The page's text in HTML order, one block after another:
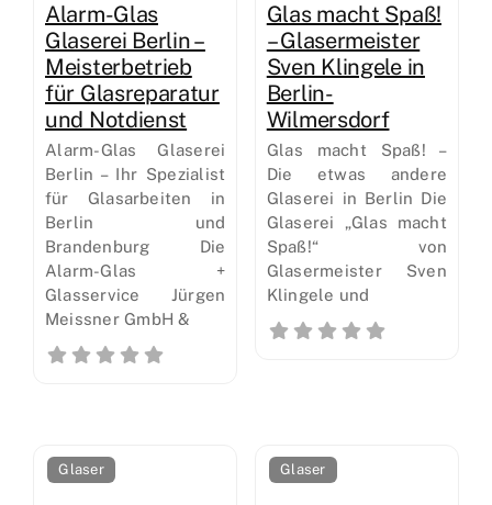
Alarm-Glas
Glaserei Berlin –
Meisterbetrieb
für Glasreparatur
und Notdienst
Alarm-Glas Glaserei
Berlin – Ihr Spezialist
für Glasarbeiten in
Berlin und
Brandenburg Die
Alarm-Glas +
Glasservice Jürgen
Meissner GmbH &
Glas macht Spaß!
– Glasermeister
Sven Klingele in
Berlin-
Wilmersdorf
Glas macht Spaß! –
Die etwas andere
Glaserei in Berlin Die
Glaserei „Glas macht
Spaß!“ von
Glasermeister Sven
Klingele und
Glaser Glaser